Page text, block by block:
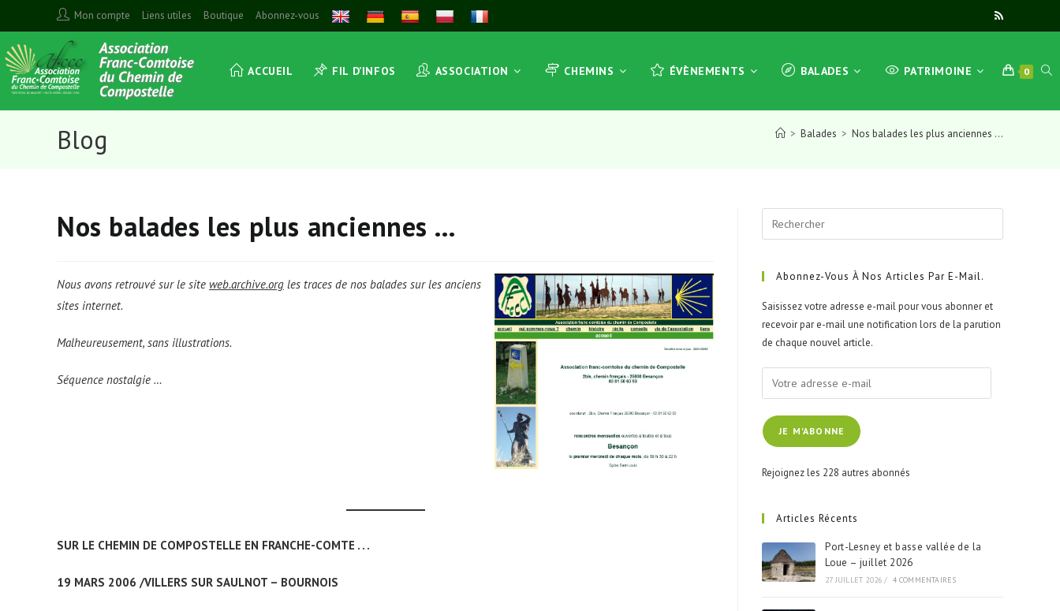
to
content
Mon compte Liens utiles Boutique Abonnez-vous
ACCUEIL FIL D’INFOS ASSOCIATION CHEMINS ÉVÈNEMENTS BALADES PATRIMOINE 0
Blog > Balades > Nos balades les plus anciennes …
Nos balades les plus anciennes …
Nous avons retrouvé sur le site web.archive.org les traces de nos balades sur les anciens
sites internet.
Malheureusement, sans illustrations.
Séquence nostalgie …
SUR LE CHEMIN DE COMPOSTELLE EN FRANCHE-COMTE . . .
19 MARS 2006 /VILLERS SUR SAULNOT – BOURNOIS
Escape
Abonnez-Vous À Nos Articles Par E-Mail.
Saisissez votre adresse e-mail pour vous abonner et
recevoir par e-mail une notification lors de la parution
de chaque nouvel article.
Votre
adresse
e-
mailJE M'ABONNE
Rejoignez les 228 autres abonnés
Articles Récents
Port-Lesney et basse vallée de la
Loue – juillet 2026
27 JUILLET 2026 / 4 COMMENTAIRES